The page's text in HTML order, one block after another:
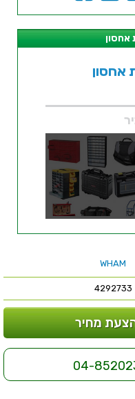
אחסון
WHAM
4292733
מחיר
04-